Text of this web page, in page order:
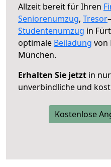
Allzeit bereit für Ihren
Seniorenumzug, Tresor
Studentenumzug in
optimale Beiladung von
München.
Erhalten Sie jetzt in
unverbindliche und
Kostenlose